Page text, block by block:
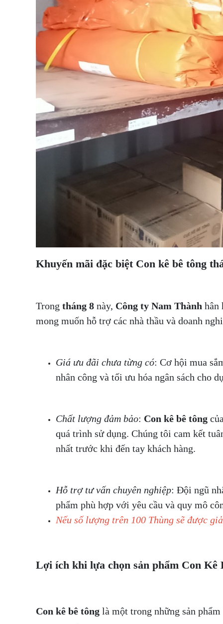
Khuyến mãi đặc biệt Con kê bê tông
Trong tháng 8 này, Công ty Nam Thành hân
mong muốn hỗ trợ các nhà thầu và doanh
Giá ưu đãi chưa từng có: Cơ hội mua
nhân công và tối ưu hóa ngân sách cho
Chất lượng đảm bảo: Con kê bê tông
quá trình sử dụng. Chúng tôi cam kết
nhất trước khi đến tay khách hàng.
Hỗ trợ tư vấn chuyên nghiệp: Đội ngũ
phẩm phù hợp với yêu cầu và quy mô
Nếu số lượng trên 100 Thùng sẽ được
Lợi ích khi lựa chọn sản phẩm Con Kê
Con kê bê tông là một trong những sản